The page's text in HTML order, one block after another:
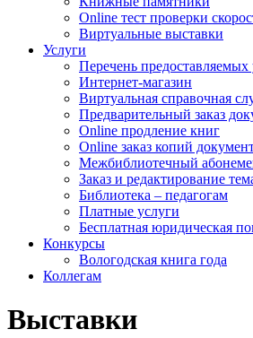
Online тест проверки
Виртуальные выставки
Услуги
Перечень предоставляемых
Интернет-магазин
Виртуальная справочная
Предварительный заказ
Online продление книг
Online заказ копий
Межбиблиотечный
Заказ и редактирование
Библиотека – педагогам
Платные услуги
Бесплатная юридическая
Конкурсы
Вологодская книга года
Коллегам
Выставки